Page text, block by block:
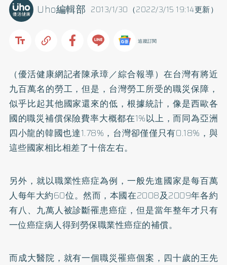
2013/1/30（2022/3/15 19:14更新）
Uho編輯部
追蹤訂閱
（優活健康網記者陳承璋／綜合報導）在台灣有將近
九百萬名的勞工，但是，台灣勞工所受的職災保障，
似乎比起其他國家還來的低，根據統計，像是西歐各
國的職災補償保險費率大概都在1%以上，而同為亞洲
四小龍的韓國也達1.78%，台灣卻僅僅只有0.18%，與
這些國家相比相差了十倍左右。
另外，就以職業性癌症為例，一般先進國家是每百萬
人每年大約60位。然而，本國在2008及2009年各約
有八、九萬人被診斷罹患癌症，但是當年整年才只有
一位癌症病人得到勞保職業性癌症的補償。
而成大醫院，就有一個職災罹癌個案，四十歲的王先